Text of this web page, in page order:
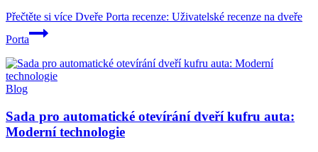
Přečtěte si více Dveře Porta recenze: Uživatelské recenze na dveře
Porta
Blog
Sada pro automatické otevírání dveří kufru auta:
Moderní technologie